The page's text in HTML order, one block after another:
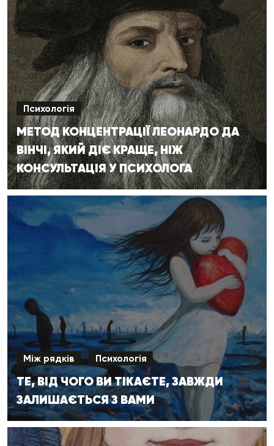
Психологія
МЕТОД КОНЦЕНТРАЦІЇ ЛЕОНАРДО ДА
ВІНЧІ, ЯКИЙ ДІЄ КРАЩЕ, НІЖ
КОНСУЛЬТАЦІЯ У ПСИХОЛОГА
Між рядків Психологія
ТЕ, ВІД ЧОГО ВИ ТІКАЄТЕ, ЗАВЖДИ
ЗАЛИШАЄТЬСЯ З ВАМИ